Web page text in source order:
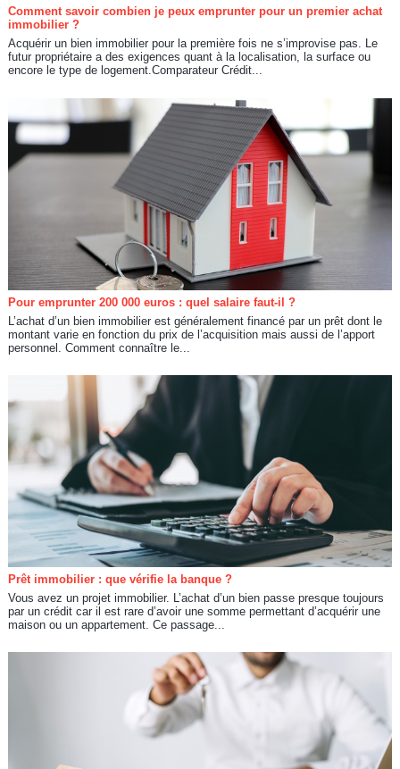
Comment savoir combien je peux emprunter pour un premier achat
immobilier ?
Acquérir un bien immobilier pour la première fois ne s’improvise pas. Le
futur propriétaire a des exigences quant à la localisation, la surface ou
encore le type de logement.Comparateur Crédit...
Pour emprunter 200 000 euros : quel salaire faut-il ?
L’achat d’un bien immobilier est généralement financé par un prêt dont le
montant varie en fonction du prix de l’acquisition mais aussi de l’apport
personnel. Comment connaître le...
Prêt immobilier : que vérifie la banque ?
Vous avez un projet immobilier. L’achat d’un bien passe presque toujours
par un crédit car il est rare d’avoir une somme permettant d’acquérir une
maison ou un appartement. Ce passage...